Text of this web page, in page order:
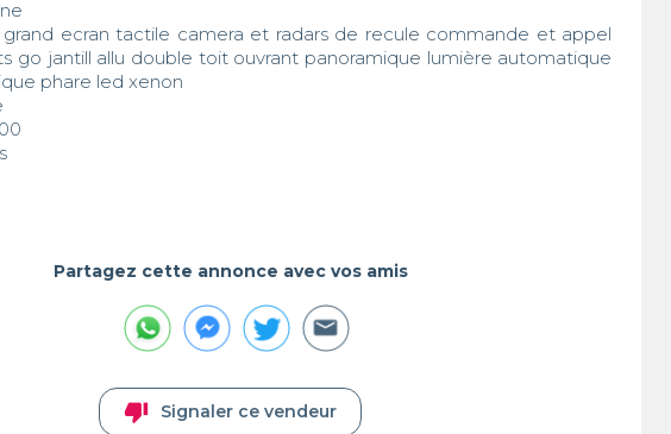
grand ecran tactile camera et radars de recule commande et appel
go jantill allu double toit ouvrant panoramique lumière automatique
phare led xenon
Partagez cette annonce avec vos amis
thumb_down Signaler ce vendeur